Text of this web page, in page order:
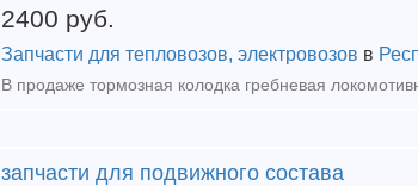
2400 руб.
Запчасти для тепловозов, электровозов в
запчасти для подвижного состава